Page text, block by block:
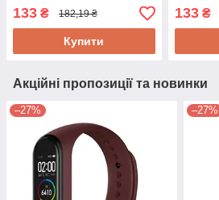
133 ₴ 182,19 ₴
Купити
133₴
Акційні пропозиції та новинки
–27% –27%